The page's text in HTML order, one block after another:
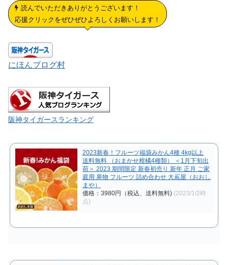
読んでいただきありがとうございます！
応援クリックをぜひぜひよろしくお願いします！
にほんブログ村
阪神タイガースランキング
2023新春！フルーツ福袋みかん4種 4kg以上
送料無料 （おまかせ柑橘4種類） ＜1月下旬出
荷＞ 2023 期間限定 新春初売り 新年 正月 ご家
庭用 果物 フルーツ 詰め合わせ 大嶌屋（おおし
まや）
価格：3980円（税込、送料無料) (2023/1/2時
点)